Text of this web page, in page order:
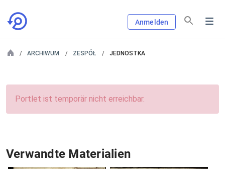
Anmelden
ARCHIWUM ZESPÓŁ JEDNOSTKA
Portlet ist temporär nicht erreichbar.
Verwandte Materialien